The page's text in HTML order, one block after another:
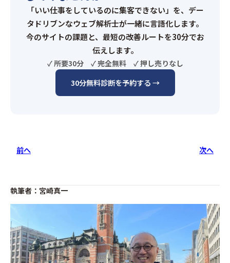
「いい仕事をしているのに集客できない」を、デー
タドリブンなウェブ解析士が一緒に言語化します。
今のサイトの課題と、最短の改善ルートを30分でお
伝えします。
✓ 所要30分 ✓ 完全無料 ✓ 押し売りなし
30分無料診断を予約する →
前へ 次へ
執筆者：宮崎真一